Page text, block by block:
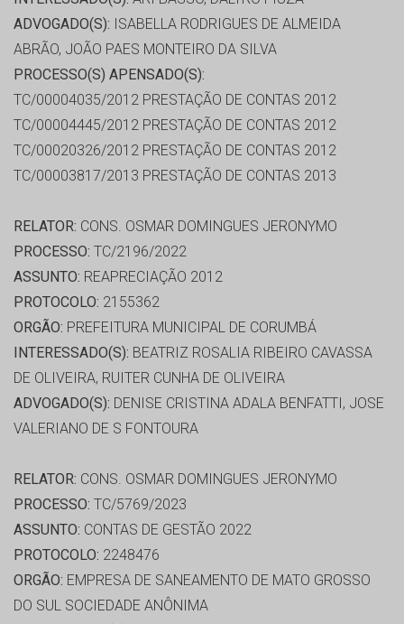
ADVOGADO(S): ISABELLA RODRIGUES DE ALMEIDA
ABRÃO, JOÃO PAES MONTEIRO DA SILVA
PROCESSO(S) APENSADO(S):
TC/00004035/2012 PRESTAÇÃO DE CONTAS 2012
TC/00004445/2012 PRESTAÇÃO DE CONTAS 2012
TC/00020326/2012 PRESTAÇÃO DE CONTAS 2012
TC/00003817/2013 PRESTAÇÃO DE CONTAS 2013
RELATOR: CONS. OSMAR DOMINGUES JERONYMO
PROCESSO: TC/2196/2022
ASSUNTO: REAPRECIAÇÃO 2012
PROTOCOLO: 2155362
ORGÃO: PREFEITURA MUNICIPAL DE CORUMBÁ
INTERESSADO(S): BEATRIZ ROSALIA RIBEIRO CAVASSA
DE OLIVEIRA, RUITER CUNHA DE OLIVEIRA
ADVOGADO(S): DENISE CRISTINA ADALA BENFATTI, JOSE
VALERIANO DE S FONTOURA
RELATOR: CONS. OSMAR DOMINGUES JERONYMO
PROCESSO: TC/5769/2023
ASSUNTO: CONTAS DE GESTÃO 2022
PROTOCOLO: 2248476
ORGÃO: EMPRESA DE SANEAMENTO DE MATO GROSSO
DO SUL SOCIEDADE ANÔNIMA